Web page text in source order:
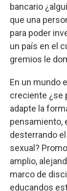
bancario
que una
para poder
un país en el
gremios le
En un mundo
creciente ¿se
adapte la
pensamiento,
desterrando
sexual?
amplio,
marco de
educandos